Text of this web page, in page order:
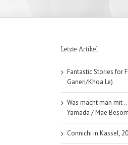
Letzte Artikel
Fantastic Stories for
Ganeri/Khoa Le)
Was macht man mit
Yamada / Mae
Connichi in Kassel,